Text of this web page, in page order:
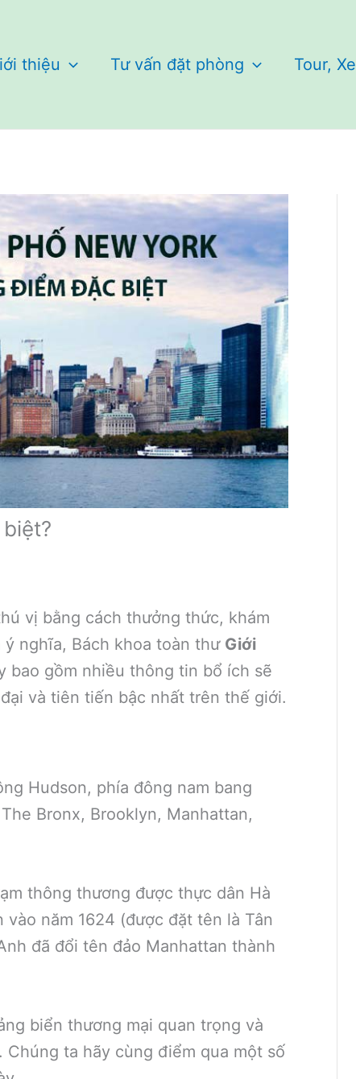
thiệu Tư vấn đặt phòng Tour, Xe
vị bằng cách thưởng thức, khám
nghĩa, Bách khoa toàn thư Giới
bao gồm nhiều thông tin bổ ích sẽ
và tiên tiến bậc nhất trên thế giới.
Hudson, phía đông nam bang
Bronx, Brooklyn, Manhattan,
thông thương được thực dân Hà
năm 1624 (được đặt tên là Tân
đã đổi tên đảo Manhattan thành
biển thương mại quan trọng và
ta hãy cùng điểm qua một số